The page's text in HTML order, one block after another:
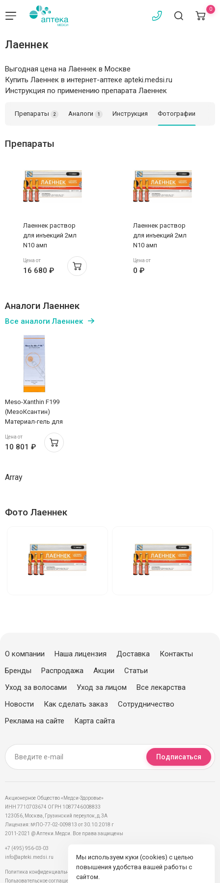
0
Лаеннек
Выгодная цена на Лаеннек в Москве
Купить Лаеннек в интернет-аптеке apteki.medsi.ru
Инструкция по применению препарата Лаеннек
Препараты 2 Аналоги 1 Инструкция Фотографии
Препараты
Лаеннек раствор
для инъекций 2мл
N10 амп
Цена от
16 680 ₽
Лаеннек раствор
для инъекций 2мл
N10 амп
Цена от
0 ₽
Аналоги Лаеннек
Все аналоги Лаеннек
Meso-Xanthin F199
(МезоКсантин)
Материал-гель для
интрадермального
введения 1,5 мл
Цена от
10 801 ₽
Array
Фото Лаеннек
О компании Наша лицензия Доставка
Контакты
Бренды
Распродажа Акции
Статьи
Уход за волосами
Уход за лицом
Все лекарства
Новости
Как сделать заказ
Сотрудничество
Реклама на сайте
Карта сайта
Подписаться
Акционерное Общество «Медси-Здоровье»
ИНН 7710703674 ОГРН 1087746008833
123056, Москва, Грузинский переулок, д.3А
Лицензия: №ЛО-77-02-009813 от 30.10.2018 г
2011-2021 @ Аптеки.Медси. Все права защищены
+7 (495) 956-03-03
info@apteki.medsi.ru
Политика конфиденциальности
Пользовательское соглашение
Мы используем куки (cookies) с целью
повышения удобства вашей работы с
сайтом.